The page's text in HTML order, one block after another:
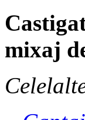
mixaj